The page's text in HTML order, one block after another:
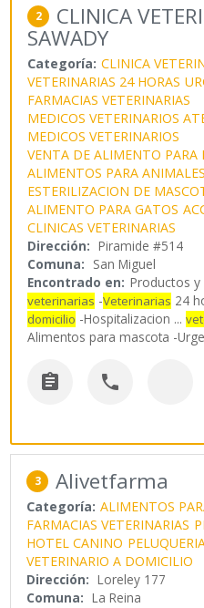
2 CLINICA
SAWADY
Categoría: CLINICA
VETERINARIAS 24 HORAS
FARMACIAS VETERINARIAS
MEDICOS VETERINARIOS
MEDICOS VETERINARIOS
VENTA DE ALIMENTO
ALIMENTOS PARA ANIMALES
ESTERILIZACION DE
ALIMENTO PARA GATOS
CLINICAS VETERINARIAS
Dirección: Piramide #514
Comuna: San Miguel
Encontrado en: Productos y
veterinarias -Veterinarias 24
domicilio -Hospitalizacion ...
Alimentos para mascota -
 
3 Alivetfarma
Categoría: ALIMENTOS
FARMACIAS VETERINARIAS
HOTEL CANINO
VETERINARIO A DOMICILIO
Dirección: Loreley 177
Comuna: La Reina